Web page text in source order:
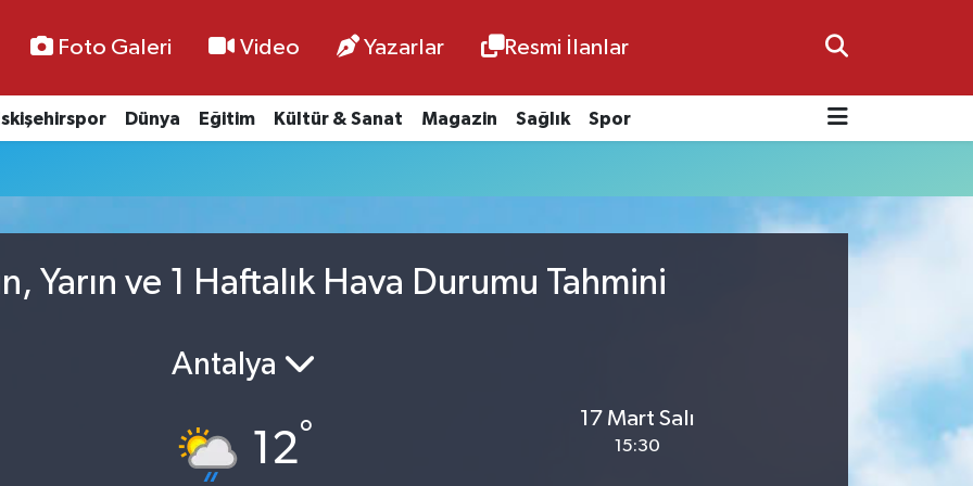
Foto Galeri Video Yazarlar Resmi İlanlar
Dünya Eğitim Kültür & Sanat Magazin Sağlık Spor
Yarın ve 1 Haftalık Hava Durumu Tahmini
Antalya
12°
17 Mart Salı
15:30